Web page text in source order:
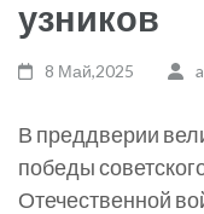
узников
8 Май,2025
В преддверии
победы
Отечественной